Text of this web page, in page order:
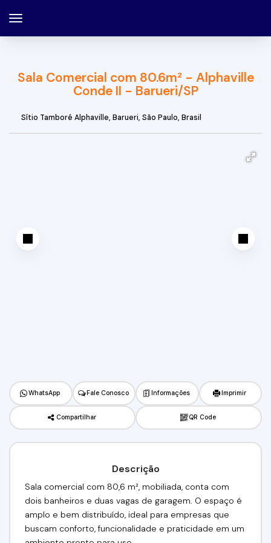
Sala Comercial com 80.6m² - Alphaville
Conde II - Barueri/SP
Sítio Tamboré Alphaville, Barueri, São Paulo, Brasil
WhatsApp Fale Conosco Informações Imprimir
Compartilhar QR Code
Descrição
Sala comercial com 80,6 m², mobiliada, conta com
dois banheiros e duas vagas de garagem. O espaço é
amplo e bem distribuído, ideal para empresas que
buscam conforto, funcionalidade e praticidade em um